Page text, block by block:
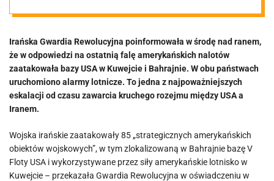
Amerykanie
zaatakowali w
nocy, Iran
uderzył w bazy
USA
Irańska Gwardia Rewolucyjna poinformowała w środę nad ranem,
że w odpowiedzi na ostatnią falę amerykańskich nalotów
zaatakowała bazy USA w Kuwejcie i Bahrajnie. W obu państwach
uruchomiono alarmy lotnicze. To jedna z najpoważniejszych
eskalacji od czasu zawarcia kruchego rozejmu między USA a
Iranem.
Wojska irańskie zaatakowały 85 „strategicznych amerykańskich
obiektów wojskowych”, w tym zlokalizowaną w Bahrajnie bazę V
Floty USA i wykorzystywane przez siły amerykańskie lotnisko w
Kuwejcie – przekazała Gwardia Rewolucyjna w oświadczeniu w